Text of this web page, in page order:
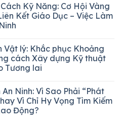
Kỹ Năng: Cơ Hội Vàng
Kết Giáo Dục – Việc Làm
Vật lý: Khắc phục Khoảng
cách Xây dựng Kỹ thuật
Tương lai
Ninh: Vì Sao Phải “Phát
Vì Chỉ Hy Vọng Tìm Kiếm
Động?